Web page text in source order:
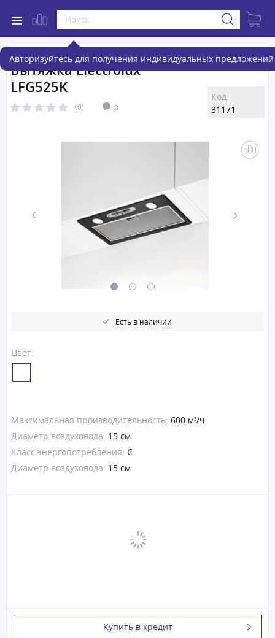
Авторизуйтесь для получения индивидуальных предложений
Вытяжка Electrolux
LFG525K
(0) 0
Код:
31171
Цвет:
Есть в наличии
Максимальная производительность: 600 м³/ч
Диаметр воздуховода: 15 см
Класс энергопотребления: C
Диаметр воздуховода: 15 см
Купить в кредит